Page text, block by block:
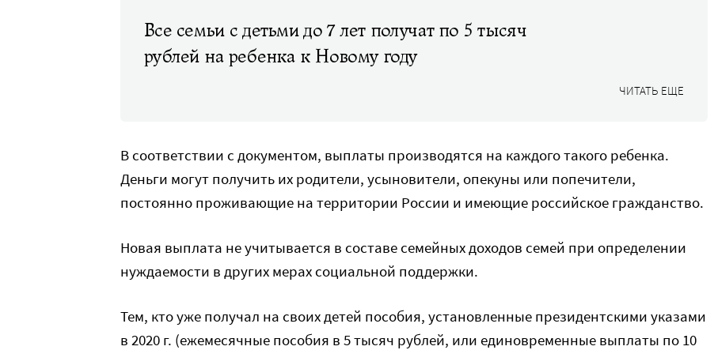
Все семьи с детьми до 7 лет получат по 5 тысяч
рублей на ребенка к Новому году
ЧИТАТЬ ЕЩЕ
В соответствии с документом, выплаты производятся на каждого такого ребенка.
Деньги могут получить их родители, усыновители, опекуны или попечители,
постоянно проживающие на территории России и имеющие российское гражданство.
Новая выплата не учитывается в составе семейных доходов семей при определении
нуждаемости в других мерах социальной поддержки.
Тем, кто уже получал на своих детей пособия, установленные президентскими указами
в 2020 г. (ежемесячные пособия в 5 тысяч рублей, или единовременные выплаты по 10